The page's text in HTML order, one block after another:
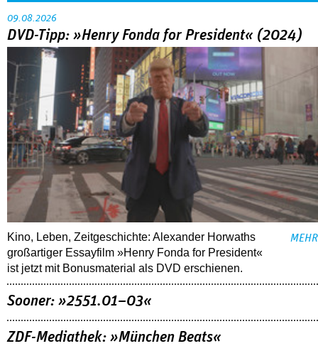
09.08.2026
DVD-Tipp: »Henry Fonda for President« (2024)
Kino, Leben, Zeitgeschichte: Alexander Horwaths
großartiger Essayfilm »Henry Fonda for President«
ist jetzt mit Bonusmaterial als DVD erschienen.
MEHR
Sooner: »2551.01–03«
ZDF-Mediathek: »München Beats«